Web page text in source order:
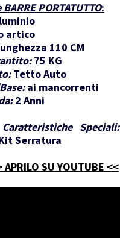
PORTATUTTO:
artico
110 CM
75 KG
Tetto Auto
ai mancorrenti
2 Anni
Speciali:
Serratura
APRILO SU YOUTUBE <<